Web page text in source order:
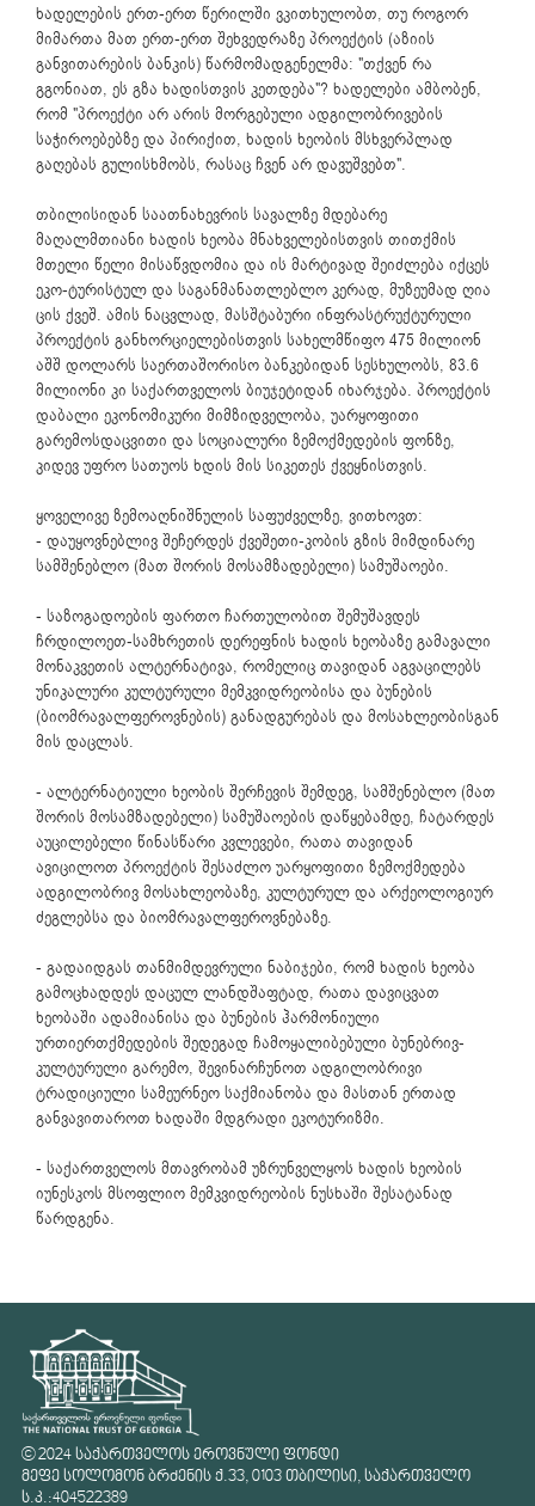
ხადელების ერთ-ერთ წერილში ვკითხულობთ, თუ როგორ
მიმართა მათ ერთ-ერთ შეხვედრაზე პროექტის (აზიის
განვითარების ბანკის) წარმომადგენელმა: "თქვენ რა
გგონიათ, ეს გზა ხადისთვის კეთდება"? ხადელები ამბობენ,
რომ "პროექტი არ არის მორგებული ადგილობრივების
საჭიროებებზე და პირიქით, ხადის ხეობის მსხვერპლად
გაღებას გულისხმობს, რასაც ჩვენ არ დავუშვებთ".
თბილისიდან საათნახევრის სავალზე მდებარე
მაღალმთიანი ხადის ხეობა მნახველებისთვის თითქმის
მთელი წელი მისაწვდომია და ის მარტივად შეიძლება იქცეს
ეკო-ტურისტულ და საგანმანათლებლო კერად, მუზეუმად ღია
ცის ქვეშ. ამის ნაცვლად, მასშტაბური ინფრასტრუქტურული
პროექტის განხორციელებისთვის სახელმწიფო 475 მილიონ
აშშ დოლარს საერთაშორისო ბანკებიდან სესხულობს, 83.6
მილიონი კი საქართველოს ბიუჯეტიდან იხარჯება. პროექტის
დაბალი ეკონომიკური მიმზიდველობა, უარყოფითი
გარემოსდაცვითი და სოციალური ზემოქმედების ფონზე,
კიდევ უფრო სათუოს ხდის მის სიკეთეს ქვეყნისთვის.
ყოველივე ზემოაღნიშნულის საფუძველზე, ვითხოვთ:
- დაუყოვნებლივ შეჩერდეს ქვეშეთი-კობის გზის მიმდინარე
სამშენებლო (მათ შორის მოსამზადებელი) სამუშაოები.
- საზოგადოების ფართო ჩართულობით შემუშავდეს
ჩრდილოეთ-სამხრეთის დერეფნის ხადის ხეობაზე გამავალი
მონაკვეთის ალტერნატივა, რომელიც თავიდან აგვაცილებს
უნიკალური კულტურული მემკვიდრეობისა და ბუნების
(ბიომრავალფეროვნების) განადგურებას და მოსახლეობისგან
მის დაცლას.
- ალტერნატიული ხეობის შერჩევის შემდეგ, სამშენებლო (მათ
შორის მოსამზადებელი) სამუშაოების დაწყებამდე, ჩატარდეს
აუცილებელი წინასწარი კვლევები, რათა თავიდან
ავიცილოთ პროექტის შესაძლო უარყოფითი ზემოქმედება
ადგილობრივ მოსახლეობაზე, კულტურულ და არქეოლოგიურ
ძეგლებსა და ბიომრავალფეროვნებაზე.
- გადაიდგას თანმიმდევრული ნაბიჯები, რომ ხადის ხეობა
გამოცხადდეს დაცულ ლანდშაფტად, რათა დავიცვათ
ხეობაში ადამიანისა და ბუნების ჰარმონიული
ურთიერთქმედების შედეგად ჩამოყალიბებული ბუნებრივ-
კულტურული გარემო, შევინარჩუნოთ ადგილობრივი
ტრადიციული სამეურნეო საქმიანობა და მასთან ერთად
განვავითაროთ ხადაში მდგრადი ეკოტურიზმი.
- საქართველოს მთავრობამ უზრუნველყოს ხადის ხეობის
იუნესკოს მსოფლიო მემკვიდრეობის ნუსხაში შესატანად
წარდგენა.
© 2024 საქართველოს ეროვნული ფონდი
მეფე სოლომონ ბრძენის ქ.33, 0103 თბილისი, საქართველო
ს.კ.:404522389